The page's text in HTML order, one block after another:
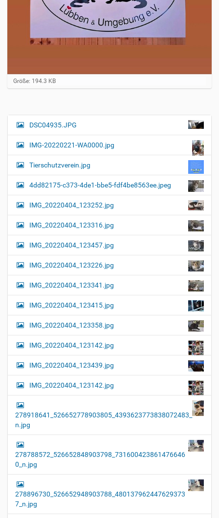
Z
e
e
i
l
r
e
…
Größe: 194.3 KB
N
a
i
g
a
t
i
o
n
DSC04935.JPG
IMG-20220221-WA0000.jpg
Tierschutzverein.jpg
4dd82175-c373-4de1-bbe5-fdf4be8563ee.jpeg
IMG_20220404_123252.jpg
IMG_20220404_123316.jpg
IMG_20220404_123457.jpg
IMG_20220404_123226.jpg
IMG_20220404_123341.jpg
IMG_20220404_123415.jpg
IMG_20220404_123358.jpg
IMG_20220404_123142.jpg
IMG_20220404_123439.jpg
IMG_20220404_123142.jpg
278918641_526652778903805_4393623773838072483_
n.jpg
278788572_526652848903798_731600423861476646
0_n.jpg
278896730_526652948903788_480137962447629373
7_n.jpg